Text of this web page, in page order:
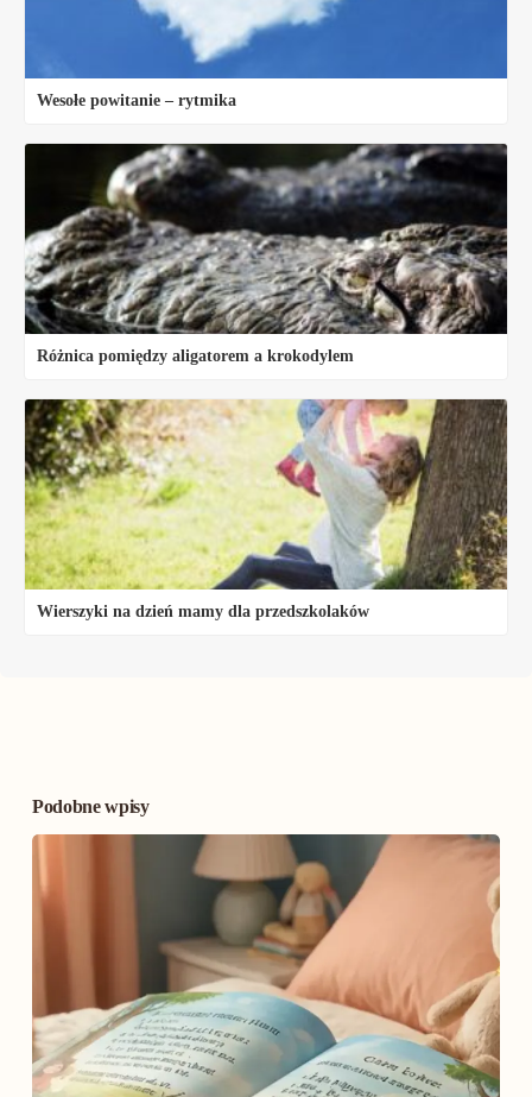
Wesołe powitanie – rytmika
Różnica pomiędzy aligatorem a krokodylem
Wierszyki na dzień mamy dla przedszkolaków
Podobne wpisy